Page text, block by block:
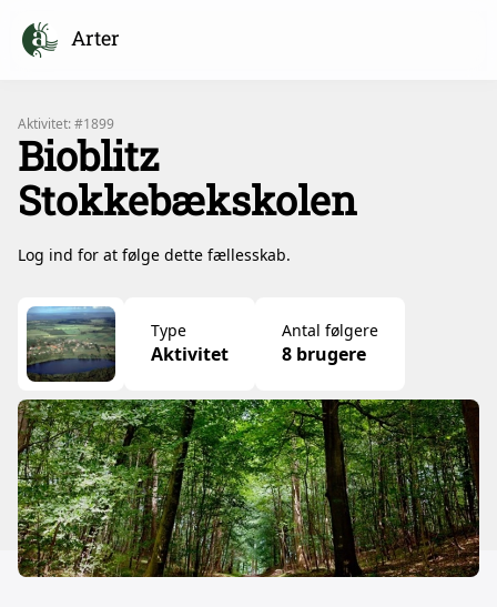
Arter
Aktivitet: #1899
Bioblitz
Stokkebækskolen
Log ind for at følge dette fællesskab.
Type
Aktivitet
Antal følgere
8 brugere